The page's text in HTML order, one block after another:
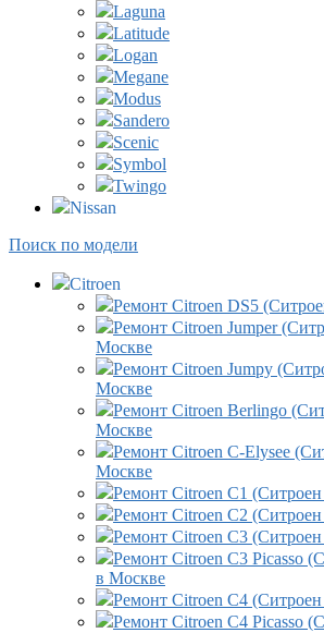
Laguna
Latitude
Logan
Megane
Modus
Sandero
Scenic
Symbol
Twingo
Nissan
Поиск по модели
Citroen
Ремонт Citroen DS5
Ремонт Citroen Jumper
Москве
Ремонт Citroen Jumpy
Москве
Ремонт Citroen Berlingo
Москве
Ремонт Citroen C-Elysee
Москве
Ремонт Citroen C1
Ремонт Citroen C2
Ремонт Citroen C3
Ремонт Citroen C3 Picasso
в Москве
Ремонт Citroen C4
Ремонт Citroen C4 Picasso